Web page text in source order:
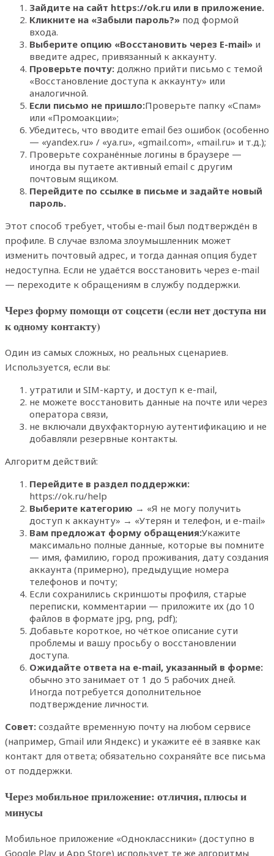
Зайдите на сайт https://ok.ru или в приложение.
Кликните на «Забыли пароль?» под формой
входа.
Выберите опцию «Восстановить через E-mail» и
введите адрес, привязанный к аккаунту.
Проверьте почту: должно прийти письмо с темой
«Восстановление доступа к аккаунту» или
аналогичной.
Если письмо не пришло:Проверьте папку «Спам»
или «Промоакции»;
Убедитесь, что вводите email без ошибок (особенно
— «yandex.ru» / «ya.ru», «gmail.com», «mail.ru» и т.д.);
Проверьте сохранённые логины в браузере —
иногда вы путаете активный email с другим
почтовым ящиком.
Перейдите по ссылке в письме и задайте новый
пароль.
Этот способ требует, чтобы e-mail был подтверждён в
профиле. В случае взлома злоумышленник может
изменить почтовый адрес, и тогда данная опция будет
недоступна. Если не удаётся восстановить через e-mail
— переходите к обращениям в службу поддержки.
Через форму помощи от соцсети (если нет доступа ни
к одному контакту)
Один из самых сложных, но реальных сценариев.
Используется, если вы:
утратили и SIM-карту, и доступ к e-mail,
не можете восстановить данные на почте или через
оператора связи,
не включали двухфакторную аутентификацию и не
добавляли резервные контакты.
Алгоритм действий:
Перейдите в раздел поддержки:
https://ok.ru/help
Выберите категорию → «Я не могу получить
доступ к аккаунту» → «Утерян и телефон, и e-mail»
Вам предложат форму обращения:Укажите
максимально полные данные, которые вы помните
— имя, фамилию, город проживания, дату создания
аккаунта (примерно), предыдущие номера
телефонов и почту;
Если сохранились скриншоты профиля, старые
переписки, комментарии — приложите их (до 10
файлов в формате jpg, png, pdf);
Добавьте короткое, но чёткое описание сути
проблемы и вашу просьбу о восстановлении
доступа.
Ожидайте ответа на e-mail, указанный в форме:
обычно это занимает от 1 до 5 рабочих дней.
Иногда потребуется дополнительное
подтверждение личности.
Совет: создайте временную почту на любом сервисе
(например, Gmail или Яндекс) и укажите её в заявке как
контакт для ответа; обязательно сохраняйте все письма
от поддержки.
Через мобильное приложение: отличия, плюсы и
минусы
Мобильное приложение «Одноклассники» (доступно в
Google Play и App Store) использует те же алгоритмы